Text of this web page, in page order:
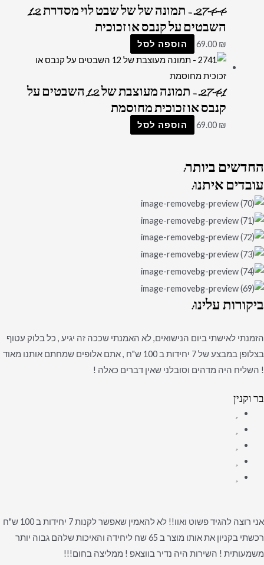
2744 – תמונה של של שבט לוי מסדרת 12
השבטים על קנבס או זכוכית
69.00 ₪ הוספה לסל
2741 – תמונה מעוצבת של 12 השבטים על
קנבס או זכוכית מחוסמת
69.00 ₪ הוספה לסל
החדשיםביותר:
עובדיםאיתנו:
ביקורותעלינו:
הזמנתי לאישתי ביום הנישואים, לא האמנתי שככה זה יגיע , כל בלוק עטוף
בצלופן במבצע של 7 יחידות ב 100 ש"ח , אתם אלופים שמחתם אותנו מאוד
! השליח היה מדהים וסובלני שאין דברים כאלה !
בר וקנין
אני רוצה להגיד פשוט ואוו!! לא להאמין שאפשר לקנות 7 יחידות ב 100 ש"ח
רכשתי בקניון את אותו מוצר ב 65 שח ליחידה והאיכות שלהם גבוה יותר
משמעותית ! השירות היה נדיר בווצאפ ! ממליצה בחום!!!